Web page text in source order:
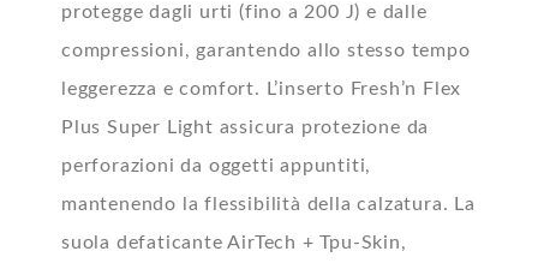
protegge dagli urti (fino a 200 J) e dalle
compressioni, garantendo allo stesso tempo
leggerezza e comfort. L’inserto Fresh’n Flex
Plus Super Light assicura protezione da
perforazioni da oggetti appuntiti,
mantenendo la flessibilità della calzatura. La
suola defaticante AirTech + Tpu-Skin,